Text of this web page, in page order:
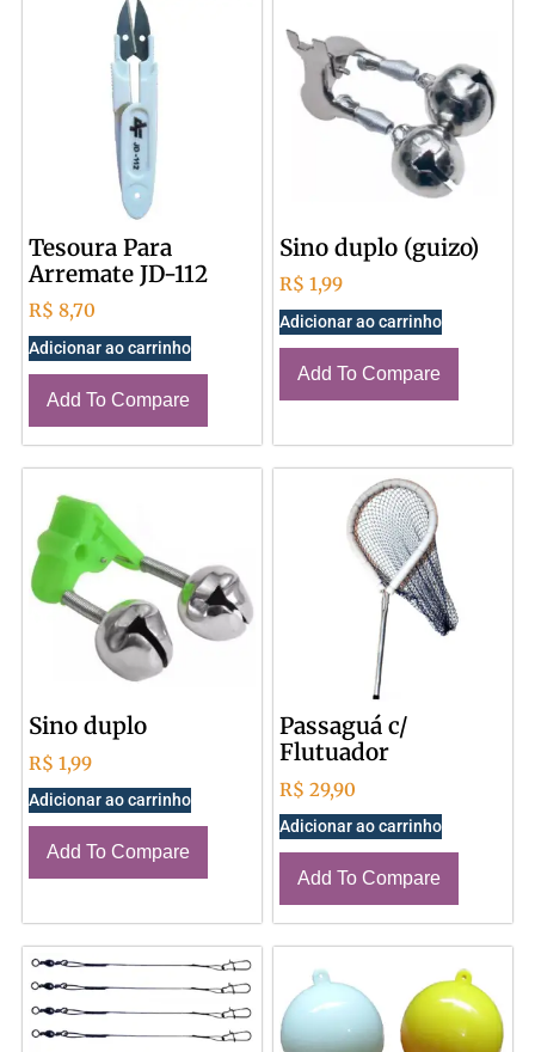
Tesoura Para
Arremate JD-112
R$ 8,70
Adicionar ao carrinho
Add To Compare
Sino duplo (guizo)
R$ 1,99
Adicionar ao carrinho
Add To Compare
Sino duplo
R$ 1,99
Adicionar ao carrinho
Add To Compare
Passaguá c/
Flutuador
R$ 29,90
Adicionar ao carrinho
Add To Compare